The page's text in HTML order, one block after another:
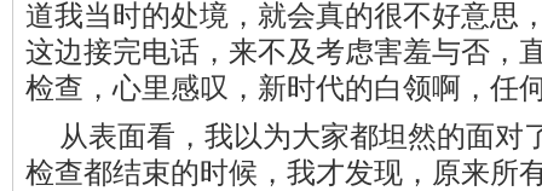
道我当时的处境，就会真的很不好意思
这边接完电话，来不及考虑害羞与否，
检查，心里感叹，新时代的白领啊，任
从表面看，我以为大家都坦然的面对
检查都结束的时候，我才发现，原来所